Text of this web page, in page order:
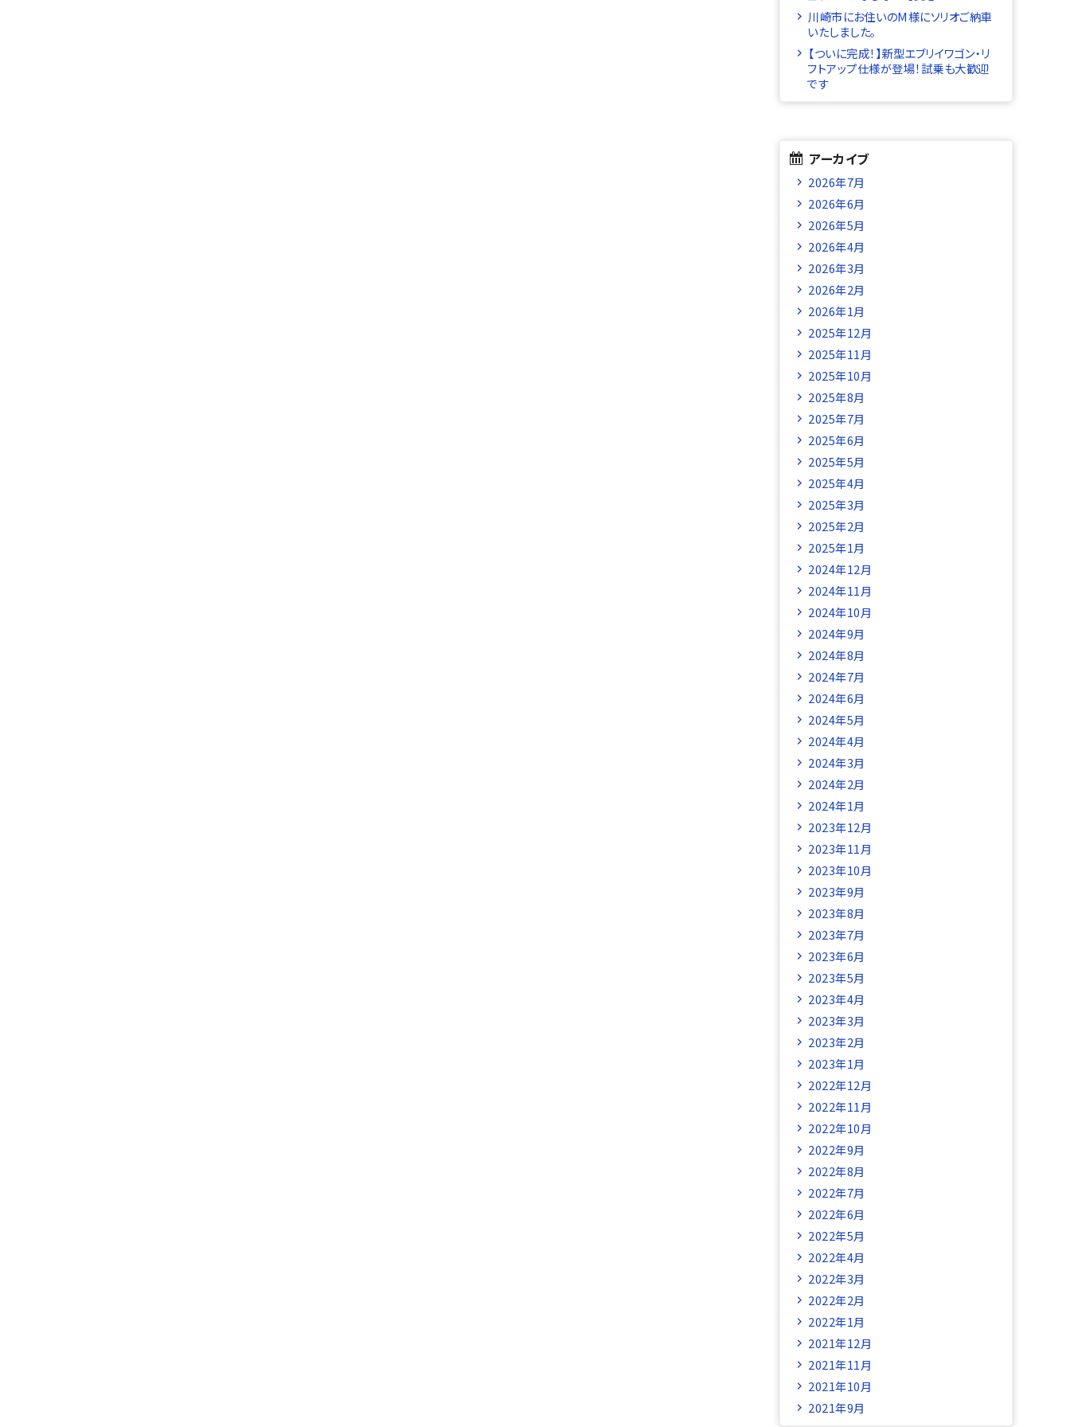
川崎市にお住いのM様にソリオご納車
いたしました。
【ついに完成！】新型エブリイワゴン・リ
フトアップ仕様が登場！試乗も大歓迎
です
アーカイブ
2026年7月
2026年6月
2026年5月
2026年4月
2026年3月
2026年2月
2026年1月
2025年12月
2025年11月
2025年10月
2025年8月
2025年7月
2025年6月
2025年5月
2025年4月
2025年3月
2025年2月
2025年1月
2024年12月
2024年11月
2024年10月
2024年9月
2024年8月
2024年7月
2024年6月
2024年5月
2024年4月
2024年3月
2024年2月
2024年1月
2023年12月
2023年11月
2023年10月
2023年9月
2023年8月
2023年7月
2023年6月
2023年5月
2023年4月
2023年3月
2023年2月
2023年1月
2022年12月
2022年11月
2022年10月
2022年9月
2022年8月
2022年7月
2022年6月
2022年5月
2022年4月
2022年3月
2022年2月
2022年1月
2021年12月
2021年11月
2021年10月
2021年9月